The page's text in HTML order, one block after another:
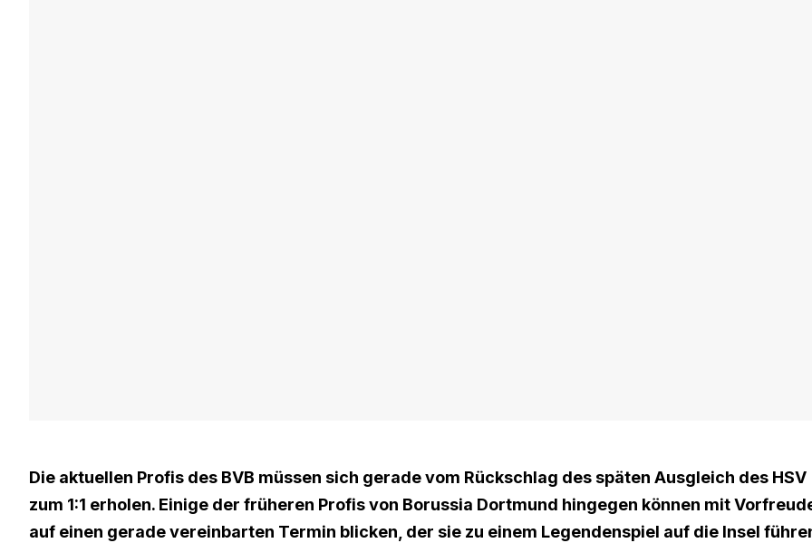
Die aktuellen Profis des BVB müssen sich gerade vom Rückschlag desspäten Ausgleich des HSV
zum 1:1 erholen. Einige der früheren Profis von Borussia Dortmund hingegen können mit
auf einen gerade vereinbarten Termin blicken, der sie zu einem Legendenspiel auf die Insel